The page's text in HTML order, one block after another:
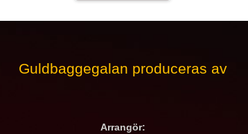
Guldbaggegalan produceras av
Arrangör: